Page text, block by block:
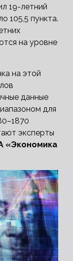
19-летний
105,5 пункта.
на уровне
на этой
данные
для
эксперты
«Экономика